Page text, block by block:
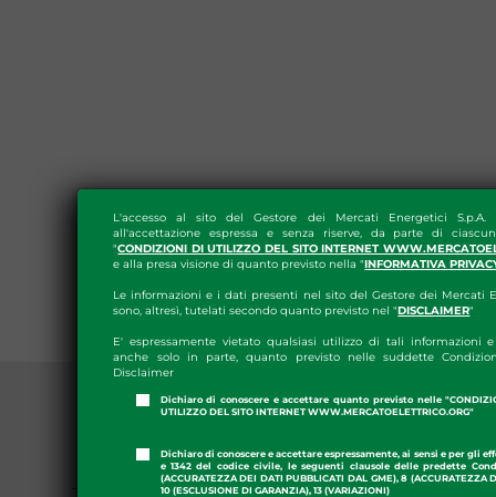
L'accesso al sito del Gestore dei Mercati Energetici S.p.A.
all'accettazione espressa e senza riserve, da parte di
"CONDIZIONI DI UTILIZZO DEL SITO INTERNET
e alla presa visione di quanto previsto nella "INFORMATIVA
Le informazioni e i dati presenti nel sito del Gestore dei Mercati
sono, altresì, tutelati secondo quanto previsto nel "DISCLAIMER"
E' espressamente vietato qualsiasi utilizzo di tali informazioni
anche solo in parte, quanto previsto nelle suddette
Disclaimer
Dichiaro di conoscere e accettare quanto previsto nelle
UTILIZZO DEL SITO INTERNET WWW.MERCATOELETTRICO.ORG"
Dichiaro di conoscere e accettare espressamente, ai sensi e per gli
e 1342 del codice civile, le seguenti clausole delle predette
(ACCURATEZZA DEI DATI PUBBLICATI DAL GME), 8 (ACCURATEZZA
10 (ESCLUSIONE DI GARANZIA), 13 (VARIAZIONI)
PRESS ROOM